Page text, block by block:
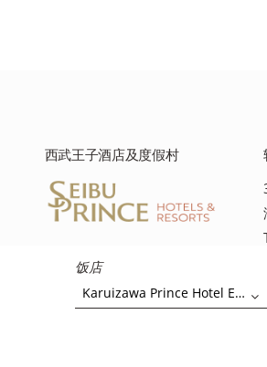
饭店
Karuizawa Prince Hotel East
西武王子酒店及度假村